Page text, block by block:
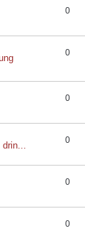
0
0
0
drin... 0
0
0